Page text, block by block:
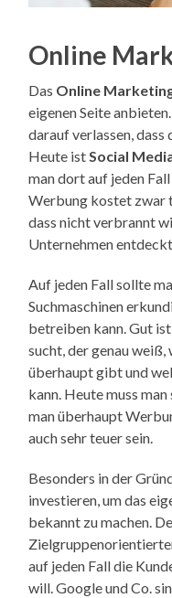
Online
Das Online
eigenen Seite
darauf verlassen,
Heute istSocial
man dort auf jeden
Werbung kostet zwar
dass nicht verbrannt
Unternehmen
Auf jeden Fall sollte
Suchmaschinen
betreiben kann. Gut
sucht, der genau
überhaupt gibt und
kann. Heute muss
man überhaupt
auch sehr teuer sein.
Besonders in der
investieren, um das
bekannt zu machen.
auf jeden Fall die
will. Google und Co.